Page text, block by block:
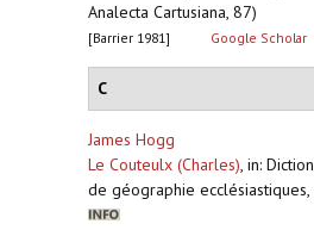
Analecta Cartusiana, 87)
[Barrier 1981] Google Scholar
C
James Hogg
Le Couteulx (Charles), in:
de géographie